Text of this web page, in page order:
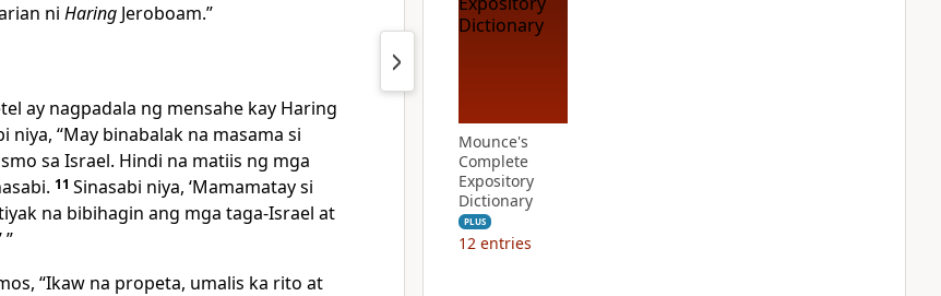
ni Haring Jeroboam.”
ay nagpadala ng mensahe kay Haring
niya, “May binabalak na masama si
sa Israel. Hindi na matiis ng mga
11 Sinasabi niya, ‘Mamamatay si
na bibihagin ang mga taga-Israel at
“Ikaw na propeta, umalis ka rito at
Mounce's
Complete
Expository
Dictionary
PLUS
12 entries